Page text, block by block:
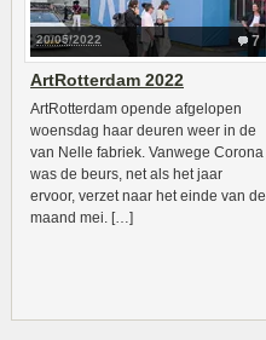
7
20/05/2022
ArtRotterdam 2022
ArtRotterdam opende afgelopen
woensdag haar deuren weer in de
van Nelle fabriek. Vanwege Corona
was de beurs, net als het jaar
ervoor, verzet naar het einde van de
maand mei. […]